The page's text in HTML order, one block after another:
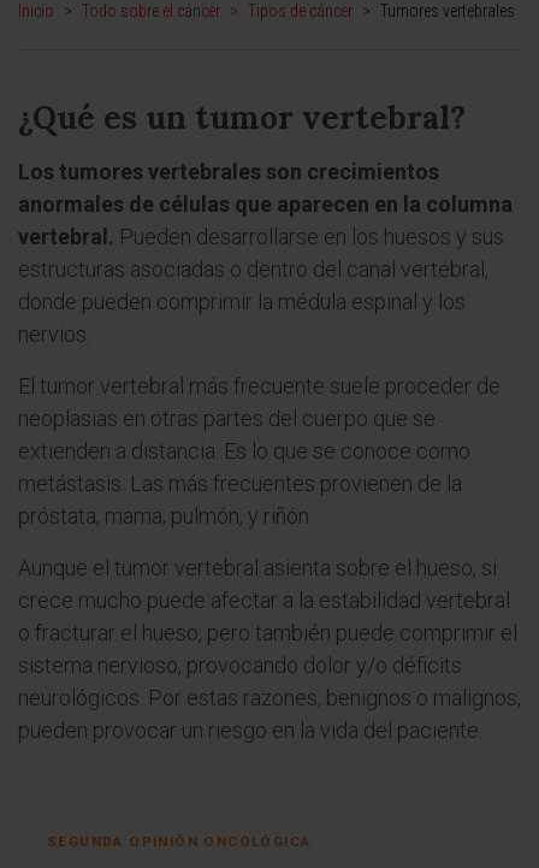
Inicio > Todo sobre el cáncer > Tipos de cáncer > Tumores vertebrales
¿Qué es un tumor vertebral?
Los tumores vertebrales son crecimientos
anormales de células que aparecen en la columna
vertebral. Pueden desarrollarse en los huesos y sus
estructuras asociadas o dentro del canal vertebral,
donde pueden comprimir la médula espinal y los
nervios.
El tumor vertebral más frecuente suele proceder de
neoplasias en otras partes del cuerpo que se
extienden a distancia. Es lo que se conoce como
metástasis. Las más frecuentes provienen de la
próstata, mama, pulmón, y riñón.
Aunque el tumor vertebral asienta sobre el hueso, si
crece mucho puede afectar a la estabilidad vertebral
o fracturar el hueso, pero también puede comprimir el
sistema nervioso, provocando dolor y/o déficits
neurológicos. Por estas razones, benignos o malignos,
pueden provocar un riesgo en la vida del paciente.
SEGUNDA OPINIÓN ONCOLÓGICA